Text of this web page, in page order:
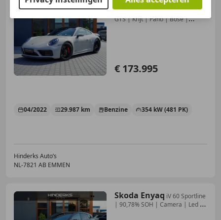
Porsche 992992 3.0 Carrera
GTS | Krijt | Pano | Bose |
€ 173.995
04/2022 29.987 km Benzine 354 kW (481 PK)
Hinderks Auto’s
NL-7821 AB EMMEN
Skoda Enyaq iV 60 Sportline
| 90,78% SOH | Camera | Led |